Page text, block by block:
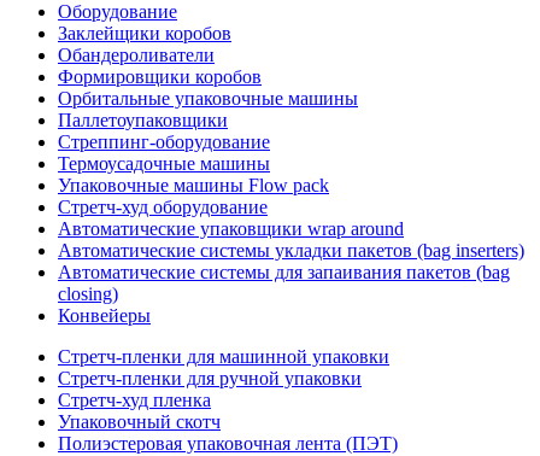
Оборудование
Заклейщики коробов
Обандероливатели
Формировщики коробов
Орбитальные упаковочные машины
Паллетоупаковщики
Стреппинг-оборудование
Термоусадочные машины
Упаковочные машины Flow pack
Стретч-худ оборудование
Автоматические упаковщики wrap around
Автоматические системы укладки пакетов (bag inserters)
Автоматические системы для запаивания пакетов (bag
closing)
Конвейеры
Стретч-пленки для машинной упаковки
Стретч-пленки для ручной упаковки
Стретч-худ пленка
Упаковочный скотч
Полиэстеровая упаковочная лента (ПЭТ)